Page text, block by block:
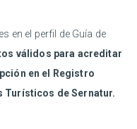
en el perfil de Guía de
válidos para acreditar
en el Registro
Turísticos de Sernatur.